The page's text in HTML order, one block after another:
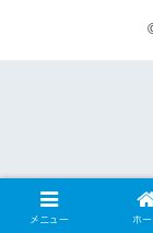
メニュー ホー